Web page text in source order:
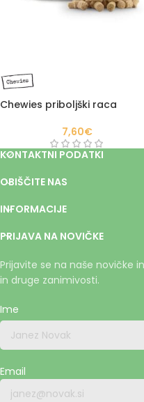
Chewies priboljški raca
7,60€
KONTAKTNI PODATKI
OBIŠČITE NAS
INFORMACIJE
PRIJAVA NA NOVIČKE
Prijavite se na naše novičke
in druge zanimivosti.
Ime
Email